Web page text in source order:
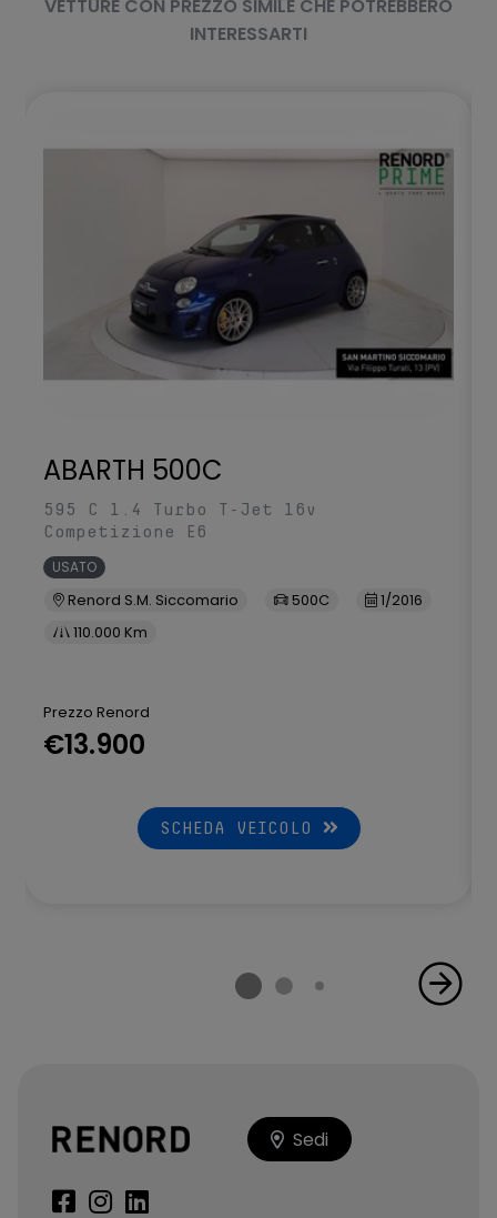
VETTURE CON PREZZO SIMILE CHE POTREBBERO
INTERESSARTI
ABARTH 500C
595 C 1.4 Turbo T-Jet 16v
Competizione E6
USATO
Renord S.M. Siccomario 500C
1/2016
110.000 Km
Prezzo Renord
€13.900
SCHEDA VEICOLO
Sedi